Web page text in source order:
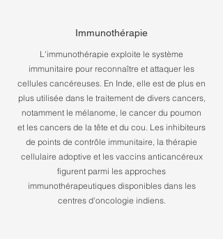
Immunothérapie
L'immunothérapie exploite le système
immunitaire pour reconnaître et attaquer les
cellules cancéreuses. En Inde, elle est de plus en
plus utilisée dans le traitement de divers cancers,
notamment le mélanome, le cancer du poumon
et les cancers de la tête et du cou. Les inhibiteurs
de points de contrôle immunitaire, la thérapie
cellulaire adoptive et les vaccins anticancéreux
figurent parmi les approches
immunothérapeutiques disponibles dans les
centres d'oncologie indiens.